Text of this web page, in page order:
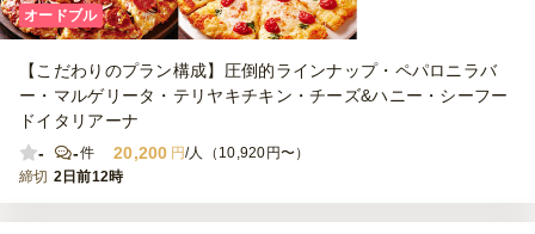
オードブル
【こだわりのプラン構成】圧倒的ラインナップ・ペパロニラバ
ー・マルゲリータ・テリヤキチキン・チーズ&ハニー・シーフー
ドイタリアーナ
-
-件 20,200 円/人（10,920円〜）
締切 2日前12時